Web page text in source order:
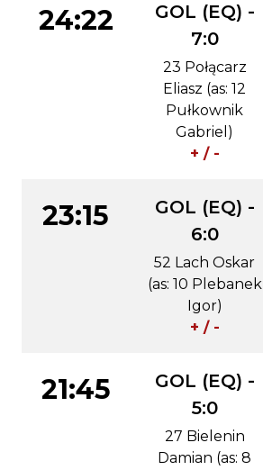
24:22
GOL (EQ) -
7:0
23 Połącarz
Eliasz (as: 12
Pułkownik
Gabriel)
+ / -
23:15
GOL (EQ) -
6:0
52 Lach Oskar
(as: 10 Plebanek
Igor)
+ / -
21:45
GOL (EQ) -
5:0
27 Bielenin
Damian (as: 8